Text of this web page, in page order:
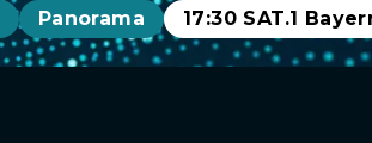
Panorama 17:30 SAT.1